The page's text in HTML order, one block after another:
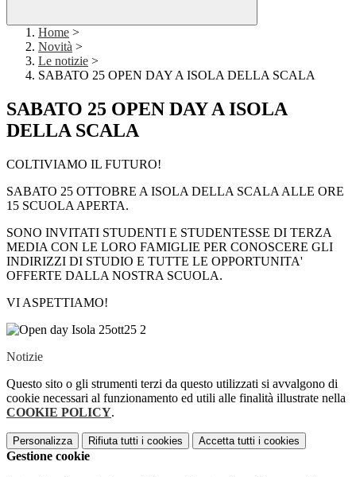
Home >
Novità >
Le notizie >
SABATO 25 OPEN DAY A ISOLA DELLA SCALA
SABATO 25 OPEN DAY A ISOLA
DELLA SCALA
COLTIVIAMO IL FUTURO!
SABATO 25 OTTOBRE A ISOLA DELLA SCALA ALLE ORE
15 SCUOLA APERTA.
SONO INVITATI STUDENTI E STUDENTESSE DI TERZA
MEDIA CON LE LORO FAMIGLIE PER CONOSCERE GLI
INDIRIZZI DI STUDIO E TUTTE LE OPPORTUNITA'
OFFERTE DALLA NOSTRA SCUOLA.
VI ASPETTIAMO!
Notizie
Questo sito o gli strumenti terzi da questo utilizzati si avvalgono di
cookie necessari al funzionamento ed utili alle finalità illustrate nella
COOKIE POLICY.
Personalizza Rifiuta tutti i cookies Accetta tutti i cookies
Gestione cookie